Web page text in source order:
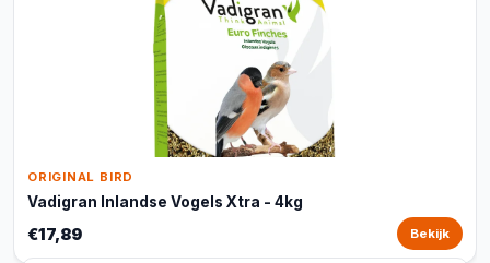
ORIGINAL BIRD
Vadigran Inlandse Vogels Xtra - 4kg
€17,89 Bekijk